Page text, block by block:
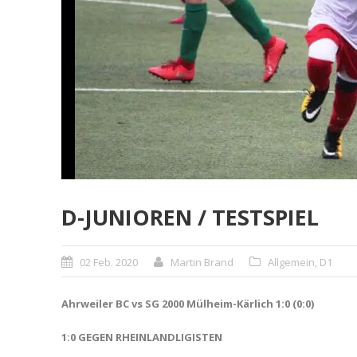
D-JUNIOREN / TESTSPIEL
02 Feb. 2020 Martin Brand Allgemein, D1
Ahrweiler BC vs SG 2000 Mülheim-Kärlich 1:0 (0:0)
1:0 GEGEN RHEINLANDLIGISTEN